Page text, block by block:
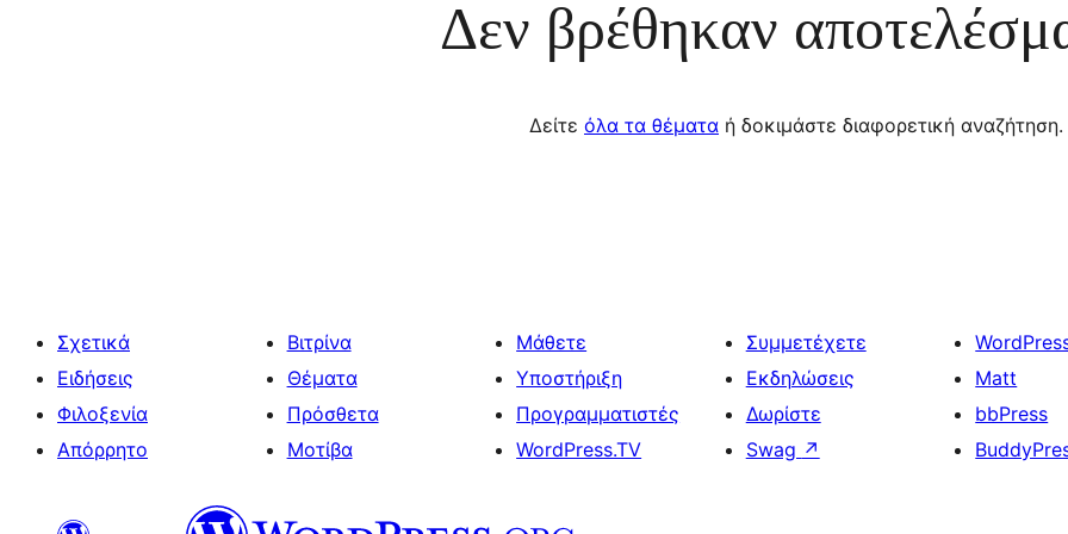
Δεν βρέθηκαν
Δείτε όλα τα θέματα ή δοκιμάστε διαφορετική αναζήτηση.
Σχετικά
Ειδήσεις
Φιλοξενία
Απόρρητο
Βιτρίνα
Θέματα
Πρόσθετα
Μοτίβα
Μάθετε
Υποστήριξη
Προγραμματιστές
WordPress.TV
Συμμετέχετε
Εκδηλώσεις
Δωρίστε
Swag ↗
Matt
bbPress